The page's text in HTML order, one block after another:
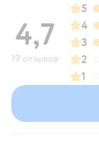
4,7
19 отзывов
5
4
3
2
1